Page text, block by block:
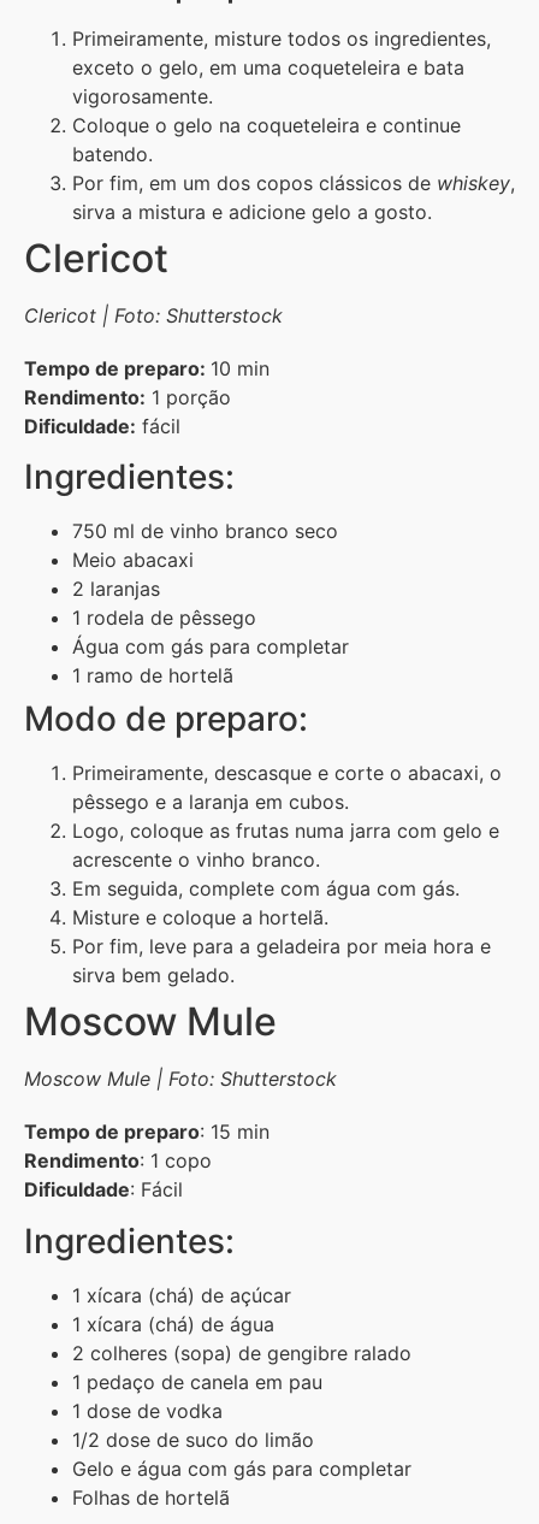
Primeiramente, misture todos os ingredientes,
exceto o gelo, em uma coqueteleira e bata
vigorosamente.
Coloque o gelo na coqueteleira e continue
batendo.
Por fim, em um dos copos clássicos de whiskey,
sirva a mistura e adicione gelo a gosto.
Clericot
Clericot | Foto: Shutterstock
Tempo de preparo: 10 min
Rendimento: 1 porção
Dificuldade: fácil
Ingredientes:
750 ml de vinho branco seco
Meio abacaxi
2 laranjas
1 rodela de pêssego
Água com gás para completar
1 ramo de hortelã
Modo de preparo:
Primeiramente, descasque e corte o abacaxi, o
pêssego e a laranja em cubos.
Logo, coloque as frutas numa jarra com gelo e
acrescente o vinho branco.
Em seguida, complete com água com gás.
Misture e coloque a hortelã.
Por fim, leve para a geladeira por meia hora e
sirva bem gelado.
Moscow Mule
Moscow Mule | Foto: Shutterstock
Tempo de preparo: 15 min
Rendimento: 1 copo
Dificuldade: Fácil
Ingredientes:
1 xícara (chá) de açúcar
1 xícara (chá) de água
2 colheres (sopa) de gengibre ralado
1 pedaço de canela em pau
1 dose de vodka
1/2 dose de suco do limão
Gelo e água com gás para completar
Folhas de hortelã